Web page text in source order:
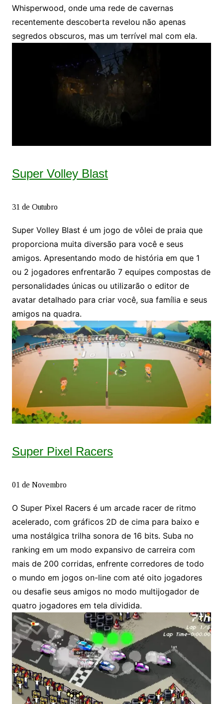
Whisperwood, onde uma rede de cavernas
recentemente descoberta revelou não apenas
segredos obscuros, mas um terrível mal com ela.
Super Volley Blast
31 de Outubro
Super Volley Blast é um jogo de vôlei de praia que
proporciona muita diversão para você e seus
amigos. Apresentando modo de história em que 1
ou 2 jogadores enfrentarão 7 equipes compostas de
personalidades únicas ou utilizarão o editor de
avatar detalhado para criar você, sua família e seus
amigos na quadra.
Super Pixel Racers
01 de Novembro
O Super Pixel Racers é um arcade racer de ritmo
acelerado, com gráficos 2D de cima para baixo e
uma nostálgica trilha sonora de 16 bits. Suba no
ranking em um modo expansivo de carreira com
mais de 200 corridas, enfrente corredores de todo
o mundo em jogos on-line com até oito jogadores
ou desafie seus amigos no modo multijogador de
quatro jogadores em tela dividida.